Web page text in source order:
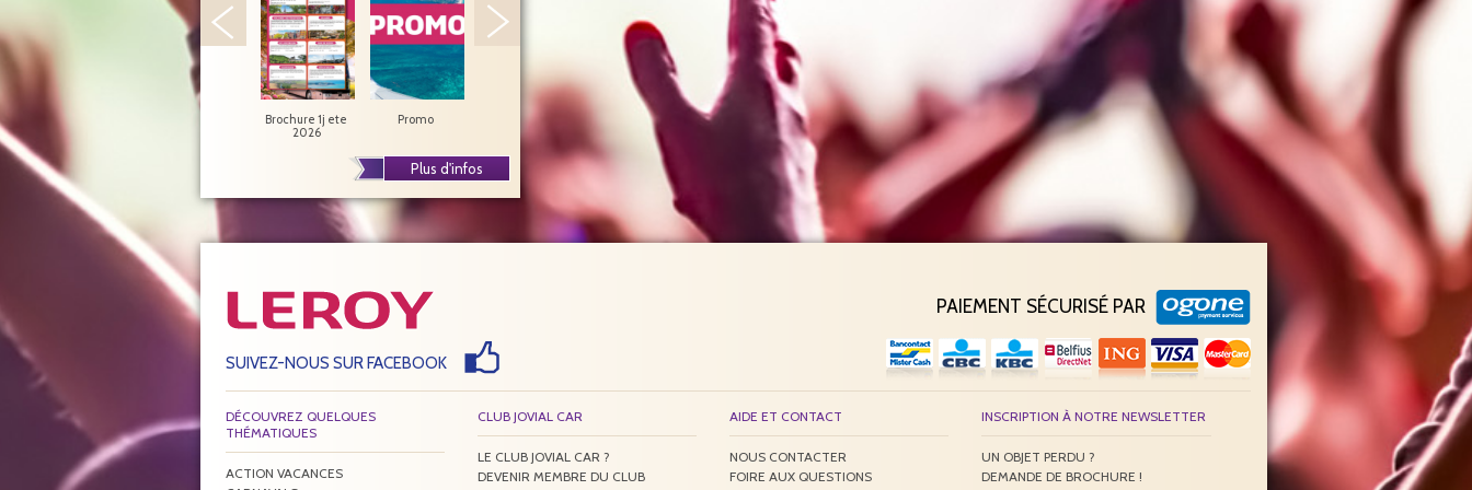
Brochure 1j ete
2026
Promo Jovial Car 2026
Concerts
spectacles
Plus d'infos
SUIVEZ-NOUS SUR FACEBOOK
PAIEMENT SÉCURISÉ PAR
DÉCOUVREZ QUELQUES
THÉMATIQUES
ACTION VACANCES
CLUB JOVIAL CAR
LE CLUB JOVIAL CAR ?
DEVENIR MEMBRE DU CLUB
AIDE ET CONTACT
NOUS CONTACTER
FOIRE AUX QUESTIONS
INSCRIPTION À NOTRE NEWSLETTER
UN OBJET PERDU ?
DEMANDE DE BROCHURE !